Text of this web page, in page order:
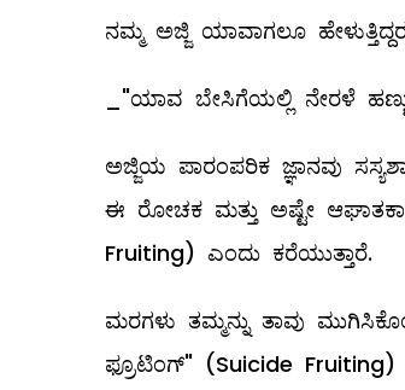
ನಮ್ಮ ಅಜ್ಜಿ ಯಾವಾಗಲೂ
_"ಯಾವ ಬೇಸಿಗೆಯಲ್ಲಿ ನೇರಳೆ
ಅಜ್ಜಿಯ ಪಾರಂಪರಿಕ ಜ್ಞಾನವು
ಈ ರೋಚಕ ಮತ್ತು ಅಷ್ಟೇ
Fruiting) ಎಂದು ಕರೆಯುತ್ತಾರೆ.
ಮರಗಳು ತಮ್ಮನ್ನು ತಾವು
ಫ್ರೂಟಿಂಗ್" (Suicide